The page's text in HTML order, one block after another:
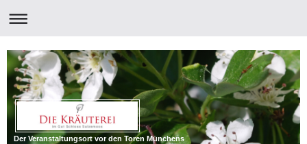
Der Veranstaltungsort vor den Toren Münchens